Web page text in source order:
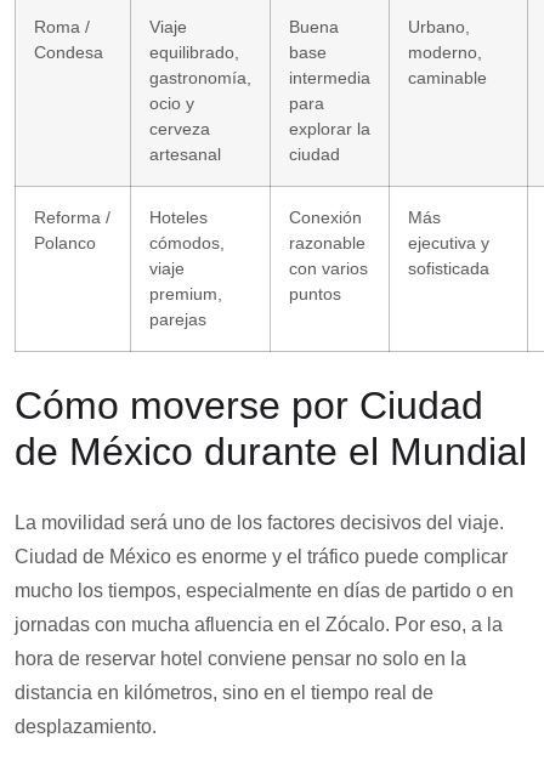
Roma /
Condesa
Viaje
equilibrado,
gastronomía,
ocio y
cerveza
artesanal
Buena
base
intermedia
para
explorar la
ciudad
Urbano,
moderno,
caminable
Reforma /
Polanco
Hoteles
cómodos,
viaje
premium,
parejas
Conexión
razonable
con varios
puntos
Más
ejecutiva y
sofisticada
Cómo moverse por Ciudad
de México durante el Mundial
La movilidad será uno de los factores decisivos del viaje.
Ciudad de México es enorme y el tráfico puede complicar
mucho los tiempos, especialmente en días de partido o en
jornadas con mucha afluencia en el Zócalo. Por eso, a la
hora de reservar hotel conviene pensar no solo en la
distancia en kilómetros, sino en el tiempo real de
desplazamiento.